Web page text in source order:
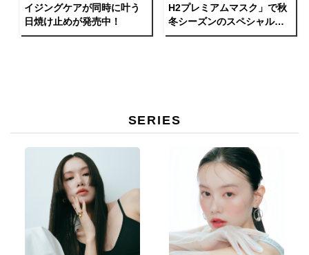
イジングケアが同時に叶う
日焼け止めが発売中！
H2プレミアムマスク」で秋
冬シーズンのスペシャルケ
アを。
SERIES